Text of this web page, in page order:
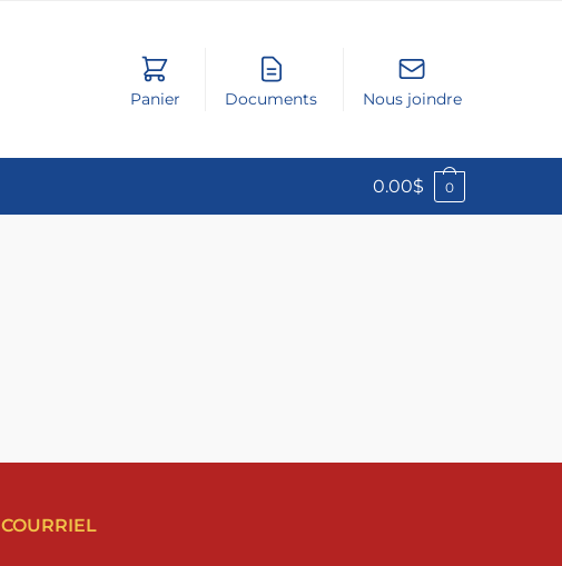
Panier Documents Nous joindre
0.00$ 0
COURRIEL